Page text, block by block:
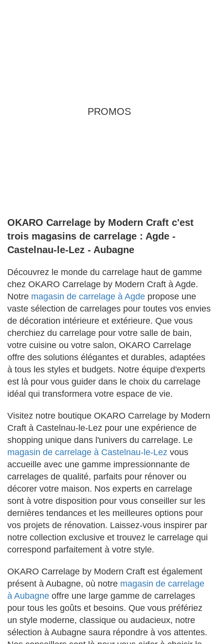
PROMOS
OKARO Carrelage by Modern Craft c'est
trois magasins de carrelage : Agde -
Castelnau-le-Lez - Aubagne
Découvrez le monde du carrelage haut de gamme
chez OKARO Carrelage by Modern Craft à Agde.
Notre magasin de carrelage à Agde propose une
vaste sélection de carrelages pour toutes vos envies
de décoration intérieure et extérieure. Que vous
cherchiez du carrelage pour votre salle de bain,
votre cuisine ou votre salon, OKARO Carrelage
offre des solutions élégantes et durables, adaptées
à tous les styles et budgets. Notre équipe d'experts
est là pour vous guider dans le choix du carrelage
idéal qui transformera votre espace de vie.
Visitez notre boutique OKARO Carrelage by Modern
Craft à Castelnau-le-Lez pour une expérience de
shopping unique dans l'univers du carrelage. Le
magasin de carrelage à Castelnau-le-Lez vous
accueille avec une gamme impressionnante de
carrelages de qualité, parfaits pour rénover ou
décorer votre maison. Nos experts en carrelage
sont à votre disposition pour vous conseiller sur les
dernières tendances et les meilleures options pour
vos projets de rénovation. Laissez-vous inspirer par
notre collection exclusive et trouvez le carrelage qui
correspond parfaitement à votre style.
OKARO Carrelage by Modern Craft est également
présent à Aubagne, où notre magasin de carrelage
à Aubagne offre une large gamme de carrelages
pour tous les goûts et besoins. Que vous préfériez
un style moderne, classique ou audacieux, notre
sélection à Aubagne saura répondre à vos attentes.